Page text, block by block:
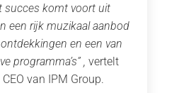
succes komt voort uit
een rijk muzikaal aanbod
en een van
programma’s” , vertelt
CEO van IPM Group.